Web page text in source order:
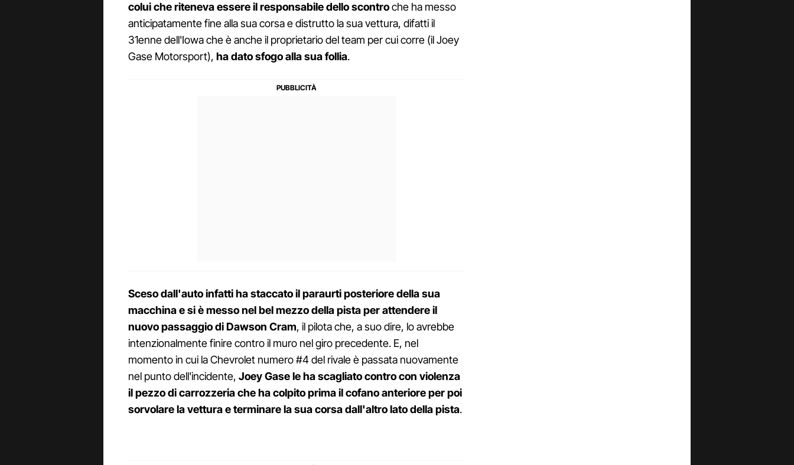
colui che riteneva essere il responsabile dello scontroche ha messo
anticipatamente fine alla sua corsa e distrutto la sua vettura, difatti il
31enne dell'Iowa che è anche il proprietario del team per cui corre (il Joey
Gase Motorsport), ha dato sfogo alla sua follia.
Sceso dall'auto infatti ha staccato il paraurti posteriore della sua
macchina e si è messo nel bel mezzo della pista per attendere il
nuovo passaggio di Dawson Cram, il pilota che, a suo dire, lo avrebbe
intenzionalmente finire contro il muro nel giro precedente. E, nel
momento in cui la Chevrolet numero #4 del rivale è passata nuovamente
nel punto dell'incidente, Joey Gase le ha scagliato contro con violenza
il pezzo di carrozzeria che ha colpito prima il cofano anteriore per poi
sorvolare la vettura e terminare la sua corsa dall'altro lato della pista.